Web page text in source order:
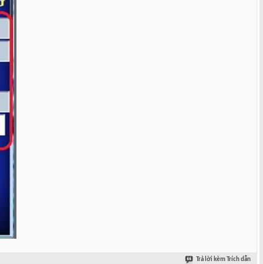
Trả lời kèm Trích dẫn